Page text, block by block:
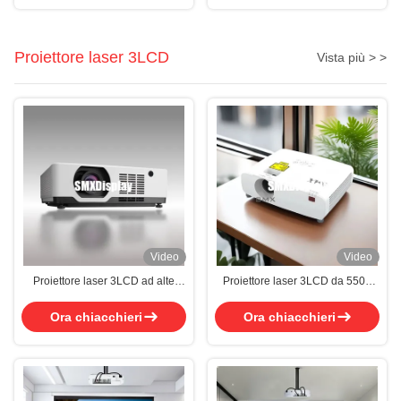
Proiettore laser 3LCD Vista più > >
Video
Proiettore laser 3LCD ad alte
Ora chiacchieri
Video
Proiettore laser 3LCD da 5500
per il business
Ora chiacchieri